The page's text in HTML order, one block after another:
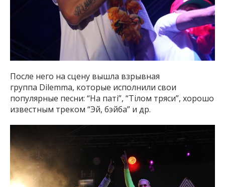
После него на сцену вышла взрывная
группа Dilemma, которые исполнили свои
популярные песни: “На паті”, “Тілом тряси”, хорошо
известным треком “Эй, бэйба” и др.